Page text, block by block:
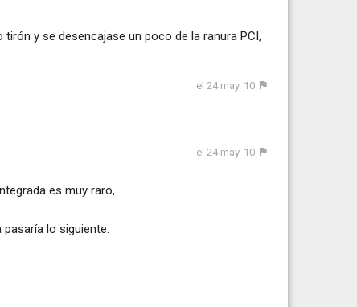
y se desencajase un poco de la ranura PCI,
el 24 may. 10
el 24 may. 10
es muy raro,
lo siguiente: